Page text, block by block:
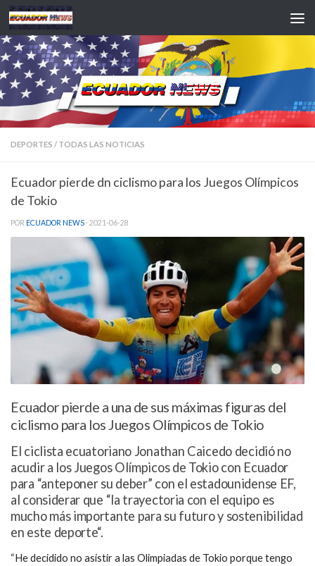
Saltar al contenido
DEPORTES / TODAS LAS NOTICIAS
Ecuador pierde dn ciclismo para los Juegos Olímpicos
de Tokio
POR ECUADOR NEWS · 2021-06-28
Ecuador pierde a una de sus máximas figuras del
ciclismo para los Juegos Olímpicos de Tokio
El ciclista ecuatoriano Jonathan Caicedo decidió no
acudir a los Juegos Olímpicos de Tokio con Ecuador
para “anteponer su deber” con el estadounidense EF,
al considerar que “la trayectoria con el equipo es
mucho más importante para su futuro y sostenibilidad
en este deporte“.
“He decidido no asistir a las Olimpiadas de Tokio porque tengo